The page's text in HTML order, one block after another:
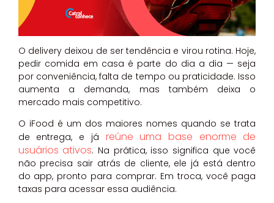
O delivery deixou de ser tendência e virou rotina. Hoje,
pedir comida em casa é parte do dia a dia — seja
por conveniência, falta de tempo ou praticidade. Isso
aumenta a demanda, mas também deixa o
mercado mais competitivo.
O iFood é um dos maiores nomes quando se trata
de entrega, e já reúne uma base enorme de
usuários ativos. Na prática, isso significa que você
não precisa sair atrás de cliente, ele já está dentro
do app, pronto para comprar. Em troca, você paga
taxas para acessar essa audiência.